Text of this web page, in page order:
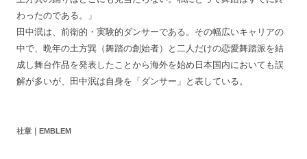
わったのである。」
田中泯は、前衛的・実験的ダンサーである。その幅広いキャリアの
中で、晩年の土方巽（舞踏の創始者）と二人だけの恋愛舞踏派を結
成し舞台作品を発表したことから海外を始め日本国内においても誤
解が多いが、田中泯は自身を「ダンサー」と表している。
社章｜EMBLEM